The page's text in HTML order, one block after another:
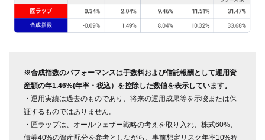
※合成指数のパフォーマンスは手数料および信託報酬として運用資
産額の年1.46%(年率・税込）を控除した数値を表示しています。
・運用実績は過去のものであり、将来の運用成果等を示唆または保
証するものではありません。
・匠ラップは、 オールウェザー戦略の考えを取り入れ、株式60%、
債券40%の資産配分を参考としながら、事前想定リスク年率10%程